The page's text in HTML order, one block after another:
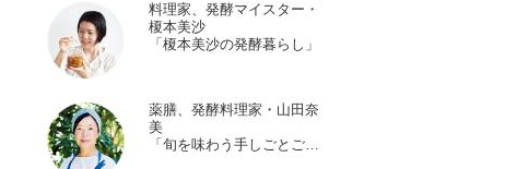
料理家、発酵マイスター・
榎本美沙
「榎本美沙の発酵暮らし」
薬膳、発酵料理家・山田奈
美
「旬を味わう手しごとごよ